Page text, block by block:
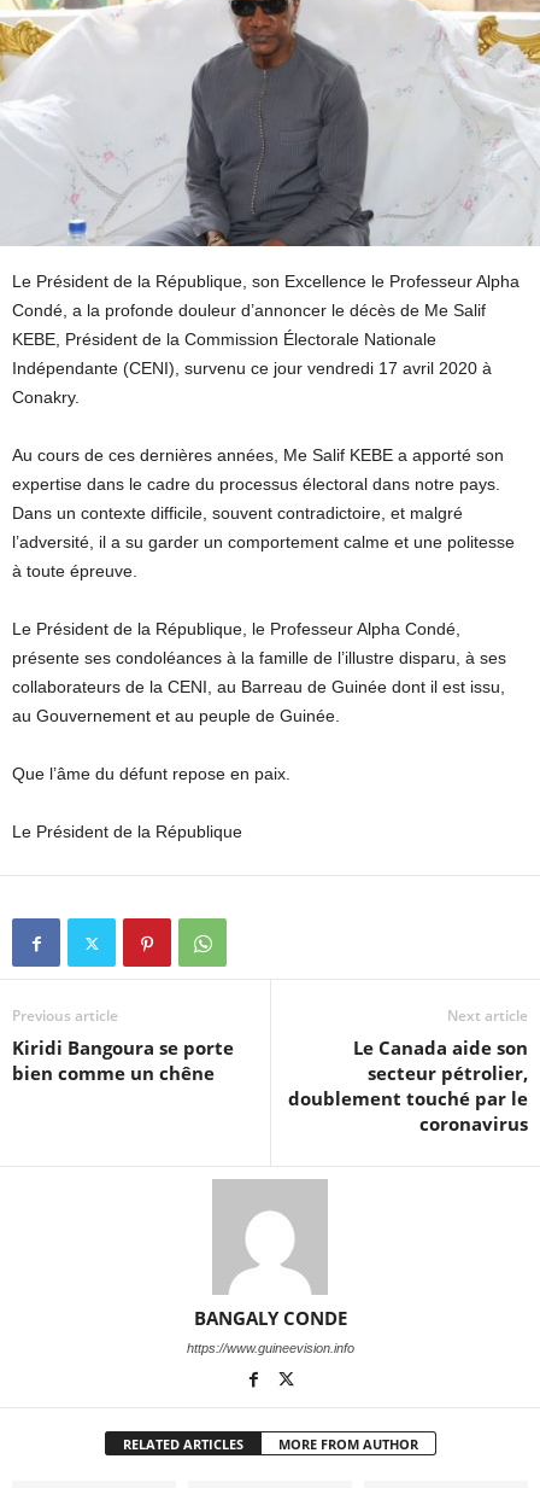
Le Président de la République, son Excellence le Professeur Alpha
Condé, a la profonde douleur d’annoncer le décès de Me Salif
KEBE, Président de la Commission Électorale Nationale
Indépendante (CENI), survenu ce jour vendredi 17 avril 2020 à
Conakry.
Au cours de ces dernières années, Me Salif KEBE a apporté son
expertise dans le cadre du processus électoral dans notre pays.
Dans un contexte difficile, souvent contradictoire, et malgré
l’adversité, il a su garder un comportement calme et une politesse
à toute épreuve.
Le Président de la République, le Professeur Alpha Condé,
présente ses condoléances à la famille de l’illustre disparu, à ses
collaborateurs de la CENI, au Barreau de Guinée dont il est issu,
au Gouvernement et au peuple de Guinée.
Que l’âme du défunt repose en paix.
Le Président de la République
Previous article
Kiridi Bangoura se porte
bien comme un chêne
Next article
Le Canada aide son
secteur pétrolier,
doublement touché par le
coronavirus
BANGALY CONDE
https://www.guineevision.info
RELATED ARTICLES MORE FROM AUTHOR